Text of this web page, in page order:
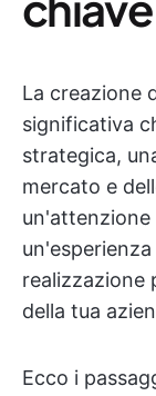
La creazione
significativa
strategica,
mercato e
realizzazione
della tua
Ecco i